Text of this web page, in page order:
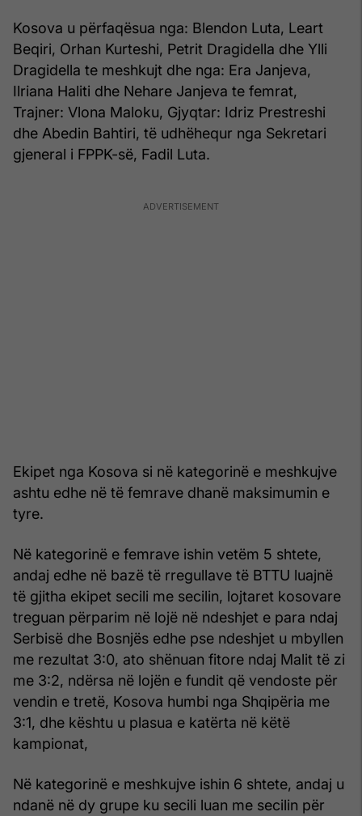
Kosova u përfaqësua nga: Blendon Luta, Leart
Beqiri, Orhan Kurteshi, Petrit Dragidella dhe Ylli
Dragidella te meshkujt dhe nga: Era Janjeva,
Ilriana Haliti dhe Nehare Janjeva te femrat,
Trajner: Vlona Maloku, Gjyqtar: Idriz Prestreshi
dhe Abedin Bahtiri, të udhëhequr nga Sekretari
gjeneral i FPPK-së, Fadil Luta.
Ekipet nga Kosova si në kategorinë e meshkujve
ashtu edhe në të femrave dhanë maksimumin e
tyre.
Në kategorinë e femrave ishin vetëm 5 shtete,
andaj edhe në bazë të rregullave të BTTU luajnë
të gjitha ekipet secili me secilin, lojtaret kosovare
treguan përparim në lojë në ndeshjet e para ndaj
Serbisë dhe Bosnjës edhe pse ndeshjet u mbyllen
me rezultat 3:0, ato shënuan fitore ndaj Malit të zi
me 3:2, ndërsa në lojën e fundit që vendoste për
vendin e tretë, Kosova humbi nga Shqipëria me
3:1, dhe kështu u plasua e katërta në këtë
kampionat,
Në kategorinë e meshkujve ishin 6 shtete, andaj u
ndanë në dy grupe ku secili luan me secilin për